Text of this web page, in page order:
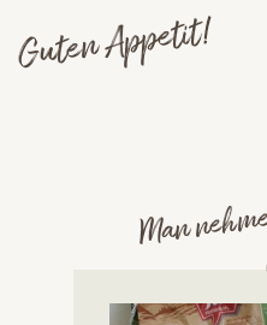
Guten Appetit!
Man